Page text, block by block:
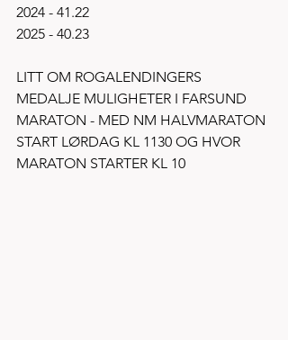
2024 - 41.22
2025 - 40.23
LITT OM ROGALENDINGERS
MEDALJE MULIGHETER I FARSUND
MARATON - MED NM HALVMARATON
START LØRDAG KL 1130 OG HVOR
MARATON STARTER KL 10